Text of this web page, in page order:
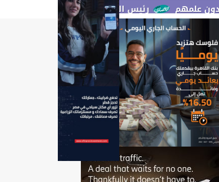
رئيس الوزراء يستعرض مقترح مشروع قانون